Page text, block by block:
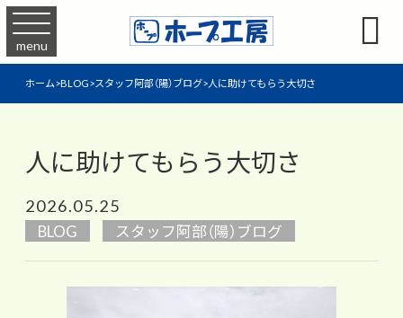
menu 
ホーム>BLOG>スタッフ阿部（陽）ブログ>人に助けてもらう大切さ
人に助けてもらう大切さ
2026.05.25
BLOG スタッフ阿部（陽）ブログ